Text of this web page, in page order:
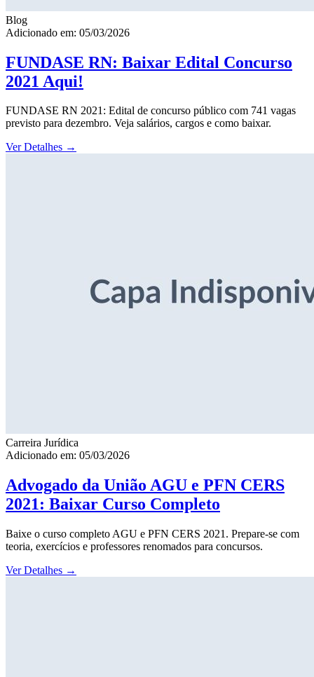
Blog
Adicionado em: 05/03/2026
FUNDASE RN: Baixar Edital Concurso
2021 Aqui!
FUNDASE RN 2021: Edital de concurso público com 741 vagas
previsto para dezembro. Veja salários, cargos e como baixar.
Ver Detalhes →
Carreira Jurídica
Adicionado em: 05/03/2026
Advogado da União AGU e PFN CERS
2021: Baixar Curso Completo
Baixe o curso completo AGU e PFN CERS 2021. Prepare-se com
teoria, exercícios e professores renomados para concursos.
Ver Detalhes →